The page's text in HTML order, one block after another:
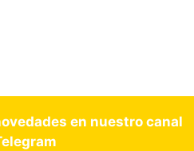
en nuestro canal